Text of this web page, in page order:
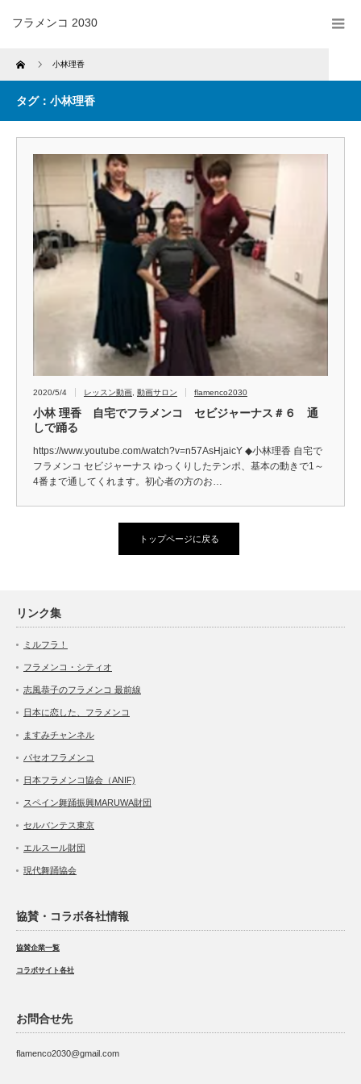
フラメンコ 2030
Home 小林理香
タグ：小林理香
2020/5/4 レッスン動画 動画サロン flamenco2030
小林 理香 自宅でフラメンコ セビジャーナス＃６ 通
しで踊る
https://www.youtube.com/watch?v=n57AsHjaicY ◆小林理香 自宅で
フラメンコ セビジャーナス ゆっくりしたテンポ、基本の動きで1～
4番まで通してくれます。初心者の方のお…
トップページに戻る
リンク集
ミルフラ！
フラメンコ・シティオ
志風恭子のフラメンコ 最前線
日本に恋した、フラメンコ
ますみチャンネル
パセオフラメンコ
日本フラメンコ協会（ANIF)
スペイン舞踊振興MARUWA財団
セルバンテス東京
エルスール財団
現代舞踊協会
協賛・コラボ各社情報
協賛企業一覧
コラボサイト各社
お問合せ先
flamenco2030@gmail.com